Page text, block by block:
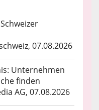
07.08.2026
Unternehmen
finden
AG, 07.08.2026